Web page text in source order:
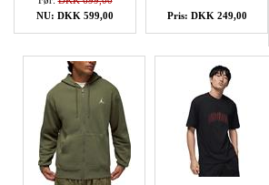
NU: DKK 599,00
Pris: DKK 249,00